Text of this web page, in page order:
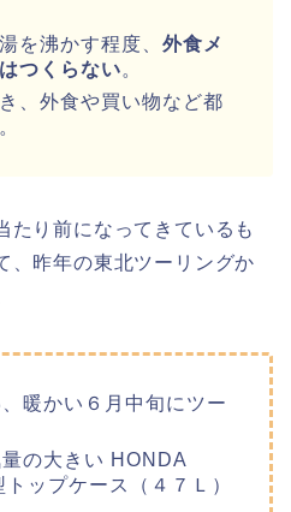
を沸かす程度、 外食メ
つくらない。
、外食や買い物など都
たり前になってきているも
、昨年の東北ツーリングか
暖かい６月中旬にツー
の大きい HONDA
ップケース（４７Ｌ）